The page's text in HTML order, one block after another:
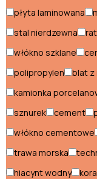
Stoliki
Stoły
Szafki
Szafki
Szafy
Biurka
płyta laminowana
stal nierdzewna
włókno szklane
polipropylen
blat z
kamionka
sznurek
cement
włókno cementowe
trawa morska
hiacynt wodny